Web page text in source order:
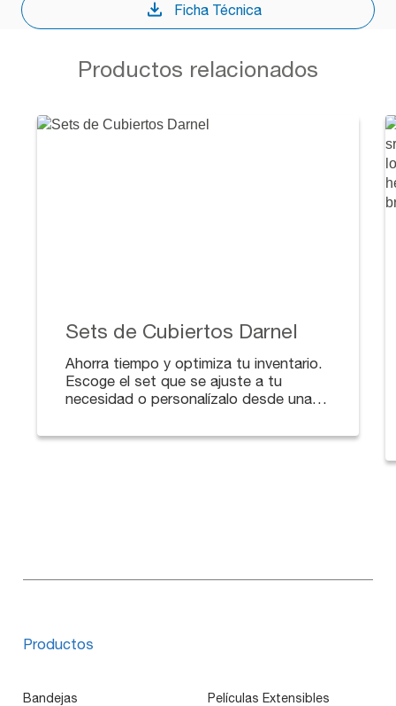
Ficha Técnica
Productos relacionados
Sets de Cubiertos Darnel
Ahorra tiempo y optimiza tu inventario.
Escoge el set que se ajuste a tu
necesidad o personalízalo desde una
servilleta, palillo, salsas, sal y/o
Productos
Bandejas
Películas Extensibles